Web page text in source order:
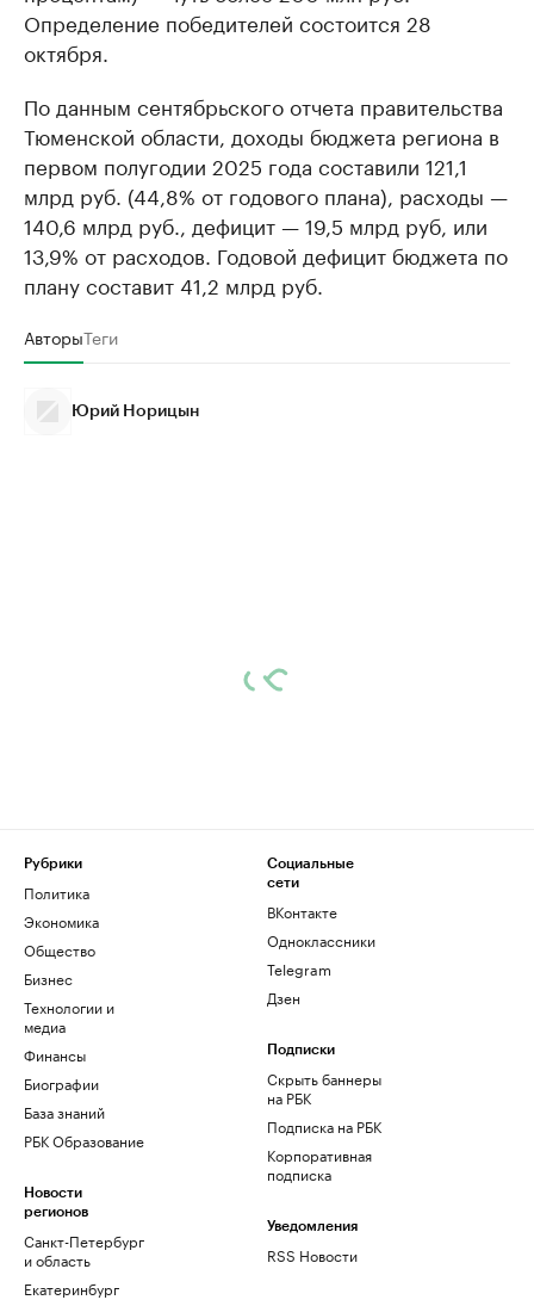
Определение победителей состоится 28
октября.
По данным сентябрьского отчета правительства
Тюменской области, доходы бюджета региона в
первом полугодии 2025 года составили 121,1
млрд руб. (44,8% от годового плана), расходы —
140,6 млрд руб., дефицит — 19,5 млрд руб, или
13,9% от расходов. Годовой дефицит бюджета по
плану составит 41,2 млрд руб.
АвторыТеги
Юрий Норицын
Рубрики
Политика
Экономика
Общество
Бизнес
Технологии и
медиа
Финансы
Биографии
База знаний
РБК Образование
Новости
регионов
Санкт-Петербург
и область
Екатеринбург
Социальные
сети
ВКонтакте
Одноклассники
Telegram
Дзен
Подписки
Скрыть баннеры
на РБК
Подписка на РБК
Корпоративная
подписка
Уведомления
RSS Новости